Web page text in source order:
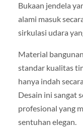
Bukaan jendela
alami masuk
sirkulasi udara
Material
standar kualitas
hanya indah
Desain ini sangat
profesional yang
sentuhan elegan.